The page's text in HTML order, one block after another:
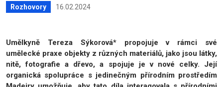
Rozhovory 16.02.2024
Umělkyně Tereza Sýkorová* propojuje v rámci své
umělecké praxe objekty z různých materiálů, jako jsou látky,
nitě, fotografie a dřevo, a spojuje je v nové celky. Její
organická spolupráce s jedinečným přírodním prostředím